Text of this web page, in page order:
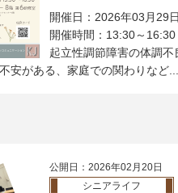
開催日：2026年03月29日
開催時間：13:30～
起立性調節障害の体調
安がある、家庭での関わりなど...
公開日：2026年02月20日
シニアライフ